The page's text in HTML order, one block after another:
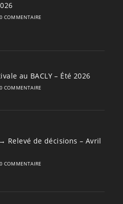
0 COMMENTAIRE
au BACLY – Été 2026
0 COMMENTAIRE
Relevé de décisions – Avril
0 COMMENTAIRE